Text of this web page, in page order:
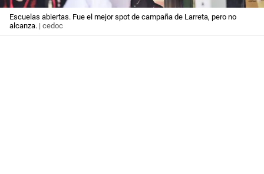
Escuelas abiertas. Fue el mejor spot de campaña de Larreta, pero no
alcanza. | cedoc